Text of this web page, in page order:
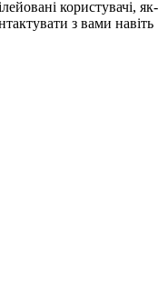
користувачі, як-
з вами навіть